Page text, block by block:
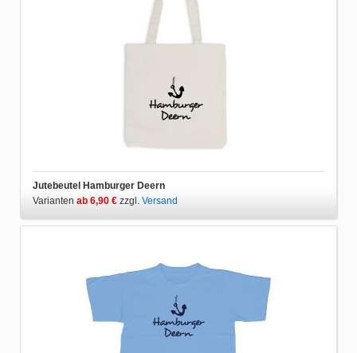
Jutebeutel Hamburger Deern
Varianten ab 6,90 € zzgl. Versand